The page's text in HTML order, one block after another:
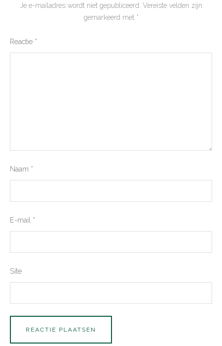
Je e-mailadres wordt niet gepubliceerd. Vereiste velden zijn
gemarkeerd met *
Reactie *
Naam *
E-mail *
Site